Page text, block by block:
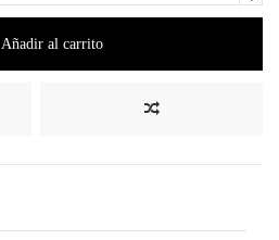
Añadir al carrito